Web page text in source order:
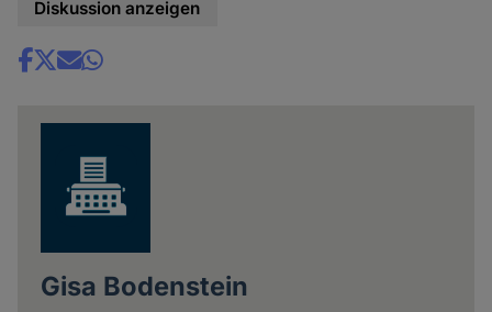
Diskussion anzeigen
Share
Gisa Bodenstein